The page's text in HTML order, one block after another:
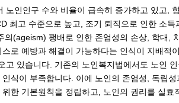
인인구 수와 비율이 급속히 증가하고 있고,
최고 수준으로 높고, 조기 퇴직으로 인한 소득
(ageism) 팽배로 인한 존엄성의 손상, 학대,
로 예방과 해결이 가능하다는 인식이 지배적
있습니다. 기존의 노인복지법에서도 노인
식이 부족합니다. 이에 노인의 존엄성, 독립성
한 기본원칙을 정립하고, 노인의 권리를 실효